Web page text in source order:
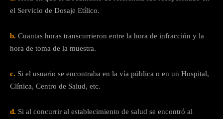
el Servicio de Dosaje Etílico.
b. Cuantas horas transcurrieron entre la hora de infracción y la
hora de toma de la muestra.
c. Si el usuario se encontraba en la vía pública o en un Hospital,
Clínica, Centro de Salud, etc.
d. Si al concurrir al establecimiento de salud se encontró al